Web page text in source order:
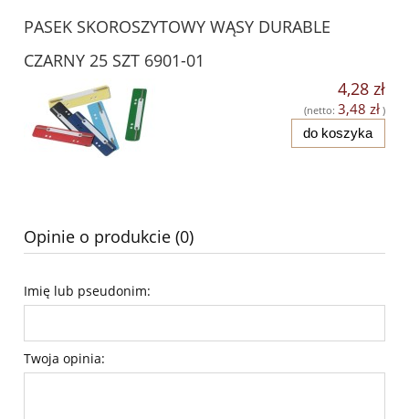
PASEK SKOROSZYTOWY WĄSY DURABLE
CZARNY 25 SZT 6901-01
4,28 zł
(netto: 3,48 zł )
do koszyka
Opinie o produkcie (0)
Imię lub pseudonim:
Twoja opinia: